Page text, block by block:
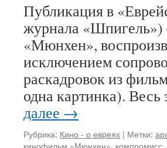
Публикация в
журнала
«Мюнхен»,
исключением
раскадровок из
одна картинка).
далее →
Рубрика: Кино - о евреях | Метки:
кинофильм «Мюнхен», компромисс,